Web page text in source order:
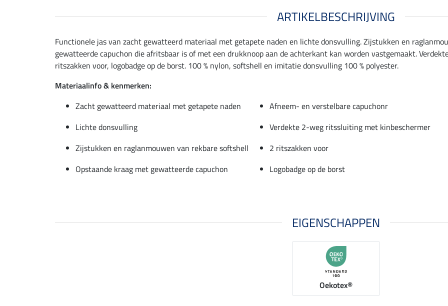
ARTIKELBESCHRIJVING
Functionele jas van zacht gewatteerd materiaal met getapete naden en lichte donsvulling. Zijstukken en
gewatteerde capuchon die afritsbaar is of met een drukknoop aan de achterkant kan worden vastgemaakt.
ritszakken voor, logobadge op de borst. 100 % nylon, softshell en imitatie donsvulling 100 % polyester.
Materiaalinfo & kenmerken:
Zacht gewatteerd materiaal met getapete naden
Afneem- en verstelbare capuchonr
Lichte donsvulling
Verdekte 2-weg ritssluiting met kinbeschermer
Zijstukken en raglanmouwen van rekbare softshell
2 ritszakken voor
Opstaande kraag met gewatteerde capuchon
Logobadge op de borst
EIGENSCHAPPEN
Oekotex®